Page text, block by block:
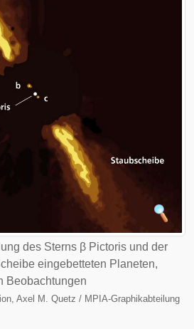
des Sterns β Pictoris und der
eingebetteten Planeten,
Beobachtungen
Axel M. Quetz / MPIA-Graphikabteilung